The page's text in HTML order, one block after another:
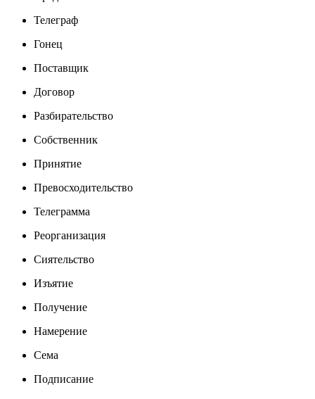
Телеграф
Гонец
Поставщик
Договор
Разбирательство
Собственник
Принятие
Превосходительство
Телеграмма
Реорганизация
Сиятельство
Изъятие
Получение
Намерение
Сема
Подписание